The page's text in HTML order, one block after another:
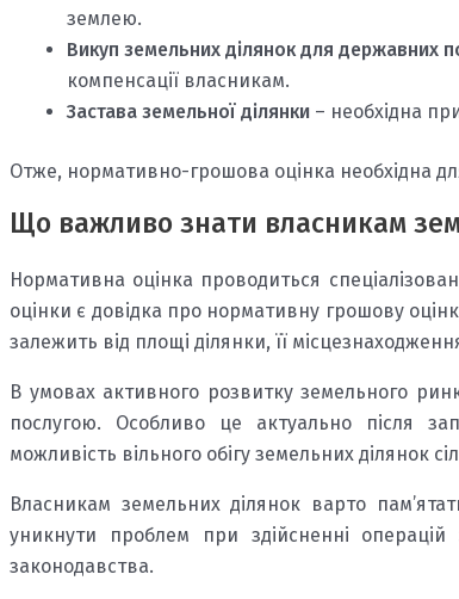
землею.
Викуп земельних ділянок для державних
компенсації власникам.
Застава земельної ділянки – необхідна
Отже, нормативно-грошова оцінка необхідна
Що важливо знати власникам
Нормативна оцінка проводиться
оцінки є довідка про нормативну грошову
залежить від площі ділянки, її
В умовах активного розвитку земельного
послугою. Особливо це актуально після
можливість вільного обігу земельних ділянок
Власникам земельних ділянок варто
уникнути проблем при здійсненні
законодавства.